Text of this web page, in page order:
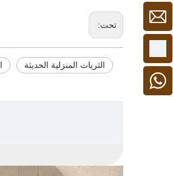
تحت:
الثريات المنزلية الحديثة